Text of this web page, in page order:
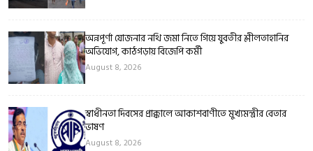
অন্নপূর্ণা যোজনার নথি জমা নিতে গিয়ে যুবতীর শ্লীলতাহানির
অভিযোগ, কাঠগড়ায় বিজেপি কর্মী
August 8, 2026
স্বাধীনতা দিবসের প্রাক্কালে আকাশবাণীতে মুখ্যমন্ত্রীর বেতার
ভাষণ
August 8, 2026